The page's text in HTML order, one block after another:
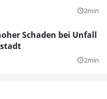
query_builder2min
Schaden bei Unfall
query_builder2min